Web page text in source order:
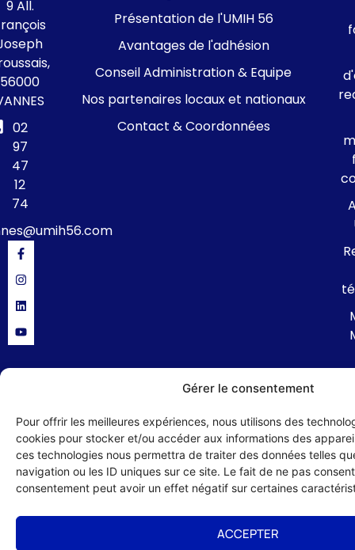
Gérer le consentement
Pour offrir les meilleures expériences, nous utilisons des
cookies pour stocker et/ou accéder aux informations des
ces technologies nous permettra de traiter des données telles
navigation ou les ID uniques sur ce site. Le fait de ne pas
consentement peut avoir un effet négatif sur certaines
ACCEPTER
9 All.
56000
02
97
47
12
74
Présentation de l'UMIH 56
Avantages de l'adhésion
Conseil Administration & Equipe
Nos partenaires locaux et nationaux
Contact & Coordonnées
© 2024 UMIH 56 : Union des Métiers et des Industries de l'Hôtellerie du
Morbihan – site réalisé par : Studio HLG